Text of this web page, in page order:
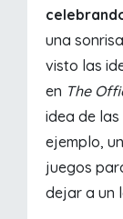
una
visto las
en The
idea de
ejemplo,
juegos
dejar a un